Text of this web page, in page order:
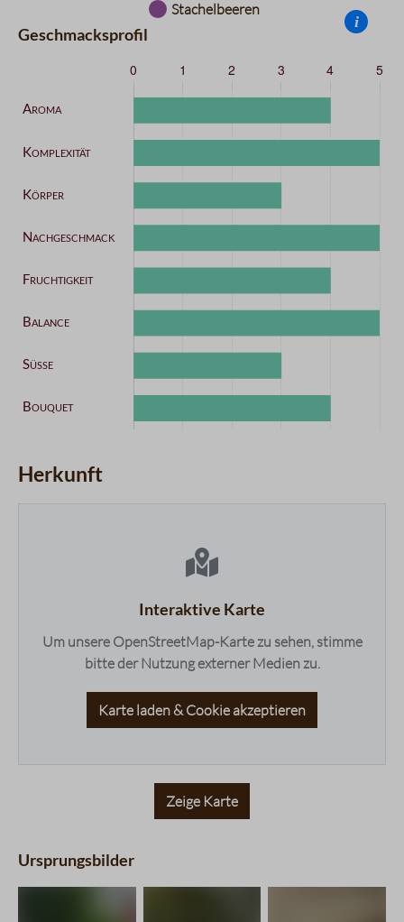
Stachelbeeren
Geschmacksprofil
i
Datentabelle für das Diagramm: Geschmacksprofil
Aroma
3 / 5
Herkunft
Interaktive Karte
Um unsere OpenStreetMap-Karte zu sehen, stimme
bitte der Nutzung externer Medien zu.
Karte laden & Cookie akzeptieren
Zeige Karte
Ursprungsbilder